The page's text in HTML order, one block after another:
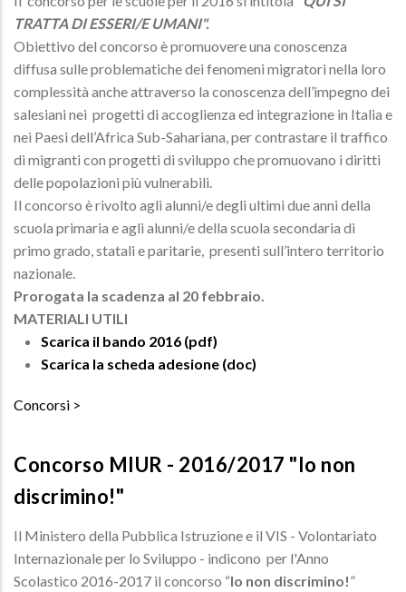
TRATTA DI ESSERI/E UMANI".
Obiettivo del concorso è promuovere una conoscenza
diffusa sulle problematiche dei fenomeni migratori nella loro
complessità anche attraverso la conoscenza dell’impegno dei
salesiani nei progetti di accoglienza ed integrazione in Italia e
nei Paesi dell’Africa Sub-Sahariana, per contrastare il traffico
di migranti con progetti di sviluppo che promuovano i diritti
delle popolazioni più vulnerabili.
Il concorso è rivolto agli alunni/e degli ultimi due anni della
scuola primaria e agli alunni/e della scuola secondaria di
primo grado, statali e paritarie, presenti sull’intero territorio
nazionale.
Prorogata la scadenza al 20 febbraio.
MATERIALI UTILI
Scarica il bando 2016 (pdf)
Scarica la scheda adesione (doc)
Concorsi
Concorso MIUR - 2016/2017 "Io non
discrimino!"
Il Ministero della Pubblica Istruzione e il VIS - Volontariato
Internazionale per lo Sviluppo - indicono per l'Anno
Scolastico 2016-2017 il concorso “Io non discrimino!”